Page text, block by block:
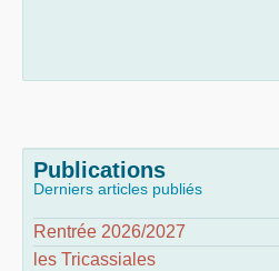
Publications
Derniers articles publiés
Rentrée 2026/2027
les Tricassiales